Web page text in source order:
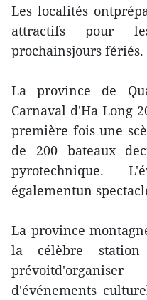
Les localités
attractifs pour
prochainsjours fériés.
La province de
Carnaval d'Ha Long
première fois une
de 200 bateaux
pyrotechnique.
égalementun
La province
la célèbre
d'événements